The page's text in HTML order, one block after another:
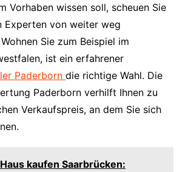
Vorhaben wissen soll, scheuen Sie
Experten von weiter weg
Sie zum Beispiel im
ist ein erfahrener
Paderborn die richtige Wahl. Die
Paderborn verhilft Ihnen zu
Verkaufspreis, an dem Sie sich
Haus kaufen Saarbrücken: